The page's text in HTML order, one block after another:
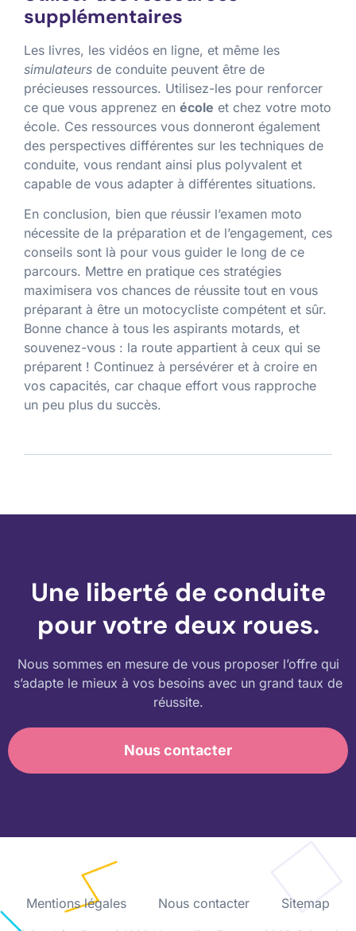
supplémentaires
Les livres, les vidéos en ligne, et même les
simulateurs de conduite peuvent être de
précieuses ressources. Utilisez-les pour renforcer
ce que vous apprenez en école et chez votre moto
école. Ces ressources vous donneront également
des perspectives différentes sur les techniques de
conduite, vous rendant ainsi plus polyvalent et
capable de vous adapter à différentes situations.
En conclusion, bien que réussir l’examen moto
nécessite de la préparation et de l’engagement, ces
conseils sont là pour vous guider le long de ce
parcours. Mettre en pratique ces stratégies
maximisera vos chances de réussite tout en vous
préparant à être un motocycliste compétent et sûr.
Bonne chance à tous les aspirants motards, et
souvenez-vous : la route appartient à ceux qui se
préparent ! Continuez à persévérer et à croire en
vos capacités, car chaque effort vous rapproche
un peu plus du succès.
Une liberté de conduite
pour votre deux roues.
Nous sommes en mesure de vous proposer l’offre qui
s’adapte le mieux à vos besoins avec un grand taux de
réussite.
Nous contacter
Mentions légales Nous contacter Sitemap